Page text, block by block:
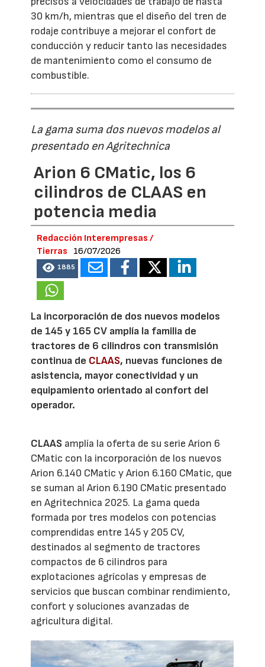
30 km/h, mientras que el diseño del tren de
rodaje contribuye a mejorar el confort de
conducción y reducir tanto las necesidades
de mantenimiento como el consumo de
combustible.
La gama suma dos nuevos modelos al
presentado en Agritechnica
Arion 6 CMatic, los 6
cilindros de CLAAS en
potencia media
Redacción Interempresas /
Tierras
16/07/2026
1885
La incorporación de dos nuevos modelos
de 145 y 165 CV amplía la familia de
tractores de 6 cilindros con transmisión
continua de CLAAS, nuevas funciones de
asistencia, mayor conectividad y un
equipamiento orientado al confort del
operador.
CLAAS amplía la oferta de su serie Arion 6
CMatic con la incorporación de los nuevos
Arion 6.140 CMatic y Arion 6.160 CMatic, que
se suman al Arion 6.190 CMatic presentado
en Agritechnica 2025. La gama queda
formada por tres modelos con potencias
comprendidas entre 145 y 205 CV,
destinados al segmento de tractores
compactos de 6 cilindros para
explotaciones agrícolas y empresas de
servicios que buscan combinar rendimiento,
confort y soluciones avanzadas de
agricultura digital.